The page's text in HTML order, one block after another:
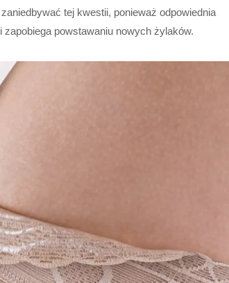
tej kwestii, ponieważ odpowiednia
powstawaniu nowych żylaków.